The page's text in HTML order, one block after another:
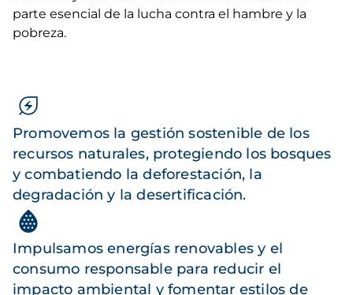
parte esencial de la lucha contra el hambre y la
pobreza.
Promovemos la gestión sostenible de los
recursos naturales, protegiendo los bosques
y combatiendo la deforestación, la
degradación y la desertificación.
Impulsamos energías renovables y el
consumo responsable para reducir el
impacto ambiental y fomentar estilos de